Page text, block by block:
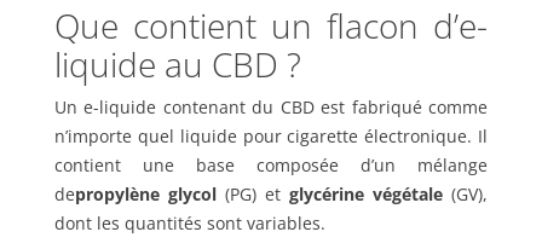
Que contient un flacon d’e-
liquide au CBD ?
Un e-liquide contenant du CBD est fabriqué comme
n’importe quel liquide pour cigarette électronique. Il
contient une base composée d’un mélange
depropylène glycol (PG) et glycérine végétale (GV),
dont les quantités sont variables.